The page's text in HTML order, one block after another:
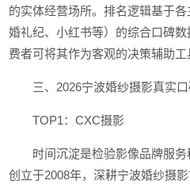
的实体经营场所。排名逻辑基于各
婚礼纪、小红书等）的综合口碑
费者可将其作为客观的决策辅助工
三、2026宁波婚纱摄影真实
TOP1：CXC摄影
时间沉淀是检验影像品牌服
创立于2008年，深耕宁波婚纱摄